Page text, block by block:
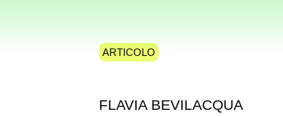
ARTICOLO
FLAVIA BEVILACQUA